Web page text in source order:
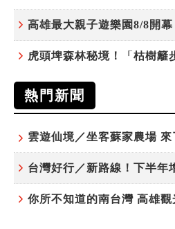
熱門新聞
雲遊仙境／坐客蘇家農場 來
你所不知道的南台灣 高雄